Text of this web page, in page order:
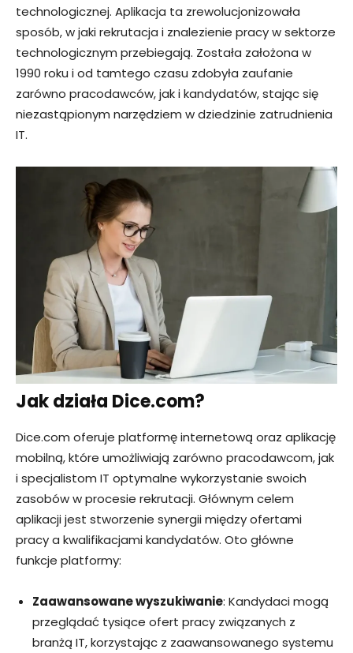
technologicznej. Aplikacja ta zrewolucjonizowała
sposób, w jaki rekrutacja i znalezienie pracy w sektorze
technologicznym przebiegają. Została założona w
1990 roku i od tamtego czasu zdobyła zaufanie
zarówno pracodawców, jak i kandydatów, stając się
niezastąpionym narzędziem w dziedzinie zatrudnienia
IT.
Jak działa Dice.com?
Dice.com oferuje platformę internetową oraz aplikację
mobilną, które umożliwiają zarówno pracodawcom, jak
i specjalistom IT optymalne wykorzystanie swoich
zasobów w procesie rekrutacji. Głównym celem
aplikacji jest stworzenie synergii między ofertami
pracy a kwalifikacjami kandydatów. Oto główne
funkcje platformy:
Zaawansowane wyszukiwanie: Kandydaci mogą
przeglądać tysiące ofert pracy związanych z
branżą IT, korzystając z zaawansowanego systemu